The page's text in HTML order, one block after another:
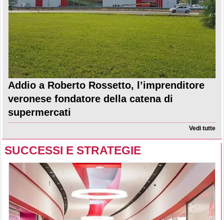
Addio a Roberto Rossetto, l’imprenditore
veronese fondatore della catena di
supermercati
Vedi tutte
SUCCESSI E STRATEGIE